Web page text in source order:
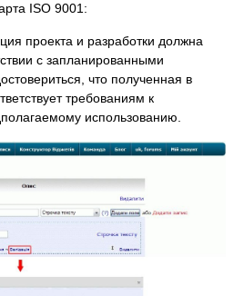
ISO 9001:
проекта и разработки должна
с запланированными
что полученная в
требованиям к
использованию.